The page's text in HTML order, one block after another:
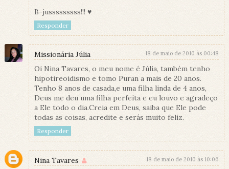
B-jusssssssss!!! ♥
Responder
Missionária Júlia 18 de maio de 2010 às 00:48
Oi Nina Tavares, o meu nome é Júlia, também tenho
hipotireoidismo e tomo Puran a mais de 20 anos.
Tenho 8 anos de casada,e uma filha linda de 4 anos,
Deus me deu uma filha perfeita e eu louvo e agradeço
a Ele todo o dia.Creia em Deus, saiba que Ele pode
todas as coisas, acredite e serás muito feliz.
Responder
Nina Tavares 18 de maio de 2010 às 10:06